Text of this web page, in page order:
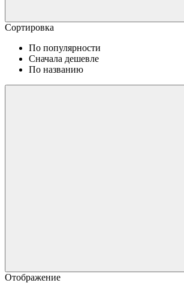
Сортировка
По популярности
Сначала дешевле
По названию
Отображение